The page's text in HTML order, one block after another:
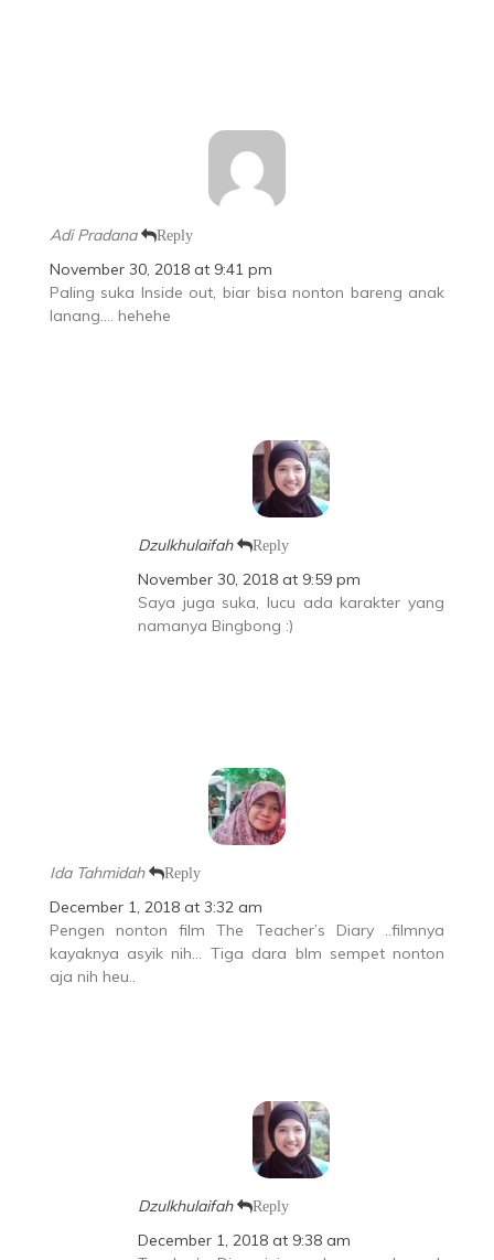
Adi Pradana Reply
November 30, 2018 at 9:41 pm
Paling suka Inside out, biar bisa nonton bareng anak
lanang…. hehehe
Dzulkhulaifah Reply
November 30, 2018 at 9:59 pm
Saya juga suka, lucu ada karakter yang
namanya Bingbong :)
Ida Tahmidah Reply
December 1, 2018 at 3:32 am
Pengen nonton film The Teacher’s Diary ..filmnya
kayaknya asyik nih… Tiga dara blm sempet nonton
aja nih heu..
Dzulkhulaifah Reply
December 1, 2018 at 9:38 am